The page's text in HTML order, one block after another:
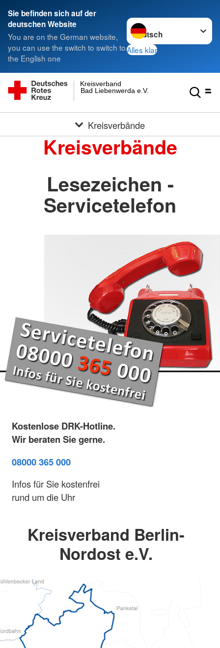
Sie befinden sich auf der
deutschen Website
You are on the German website,
you can use the switch to switch to
the English one
Sprache wechseln zu
Alles klar
Bad Liebenwerda e.V.
Kreisverband
Kreisverbände
Kreisverbände
Lesezeichen -
Servicetelefon
Kostenlose DRK-Hotline.
Wir beraten Sie gerne.
08000 365 000
Infos für Sie kostenfrei
rund um die Uhr
Kreisverband Berlin-
Nordost e.V.